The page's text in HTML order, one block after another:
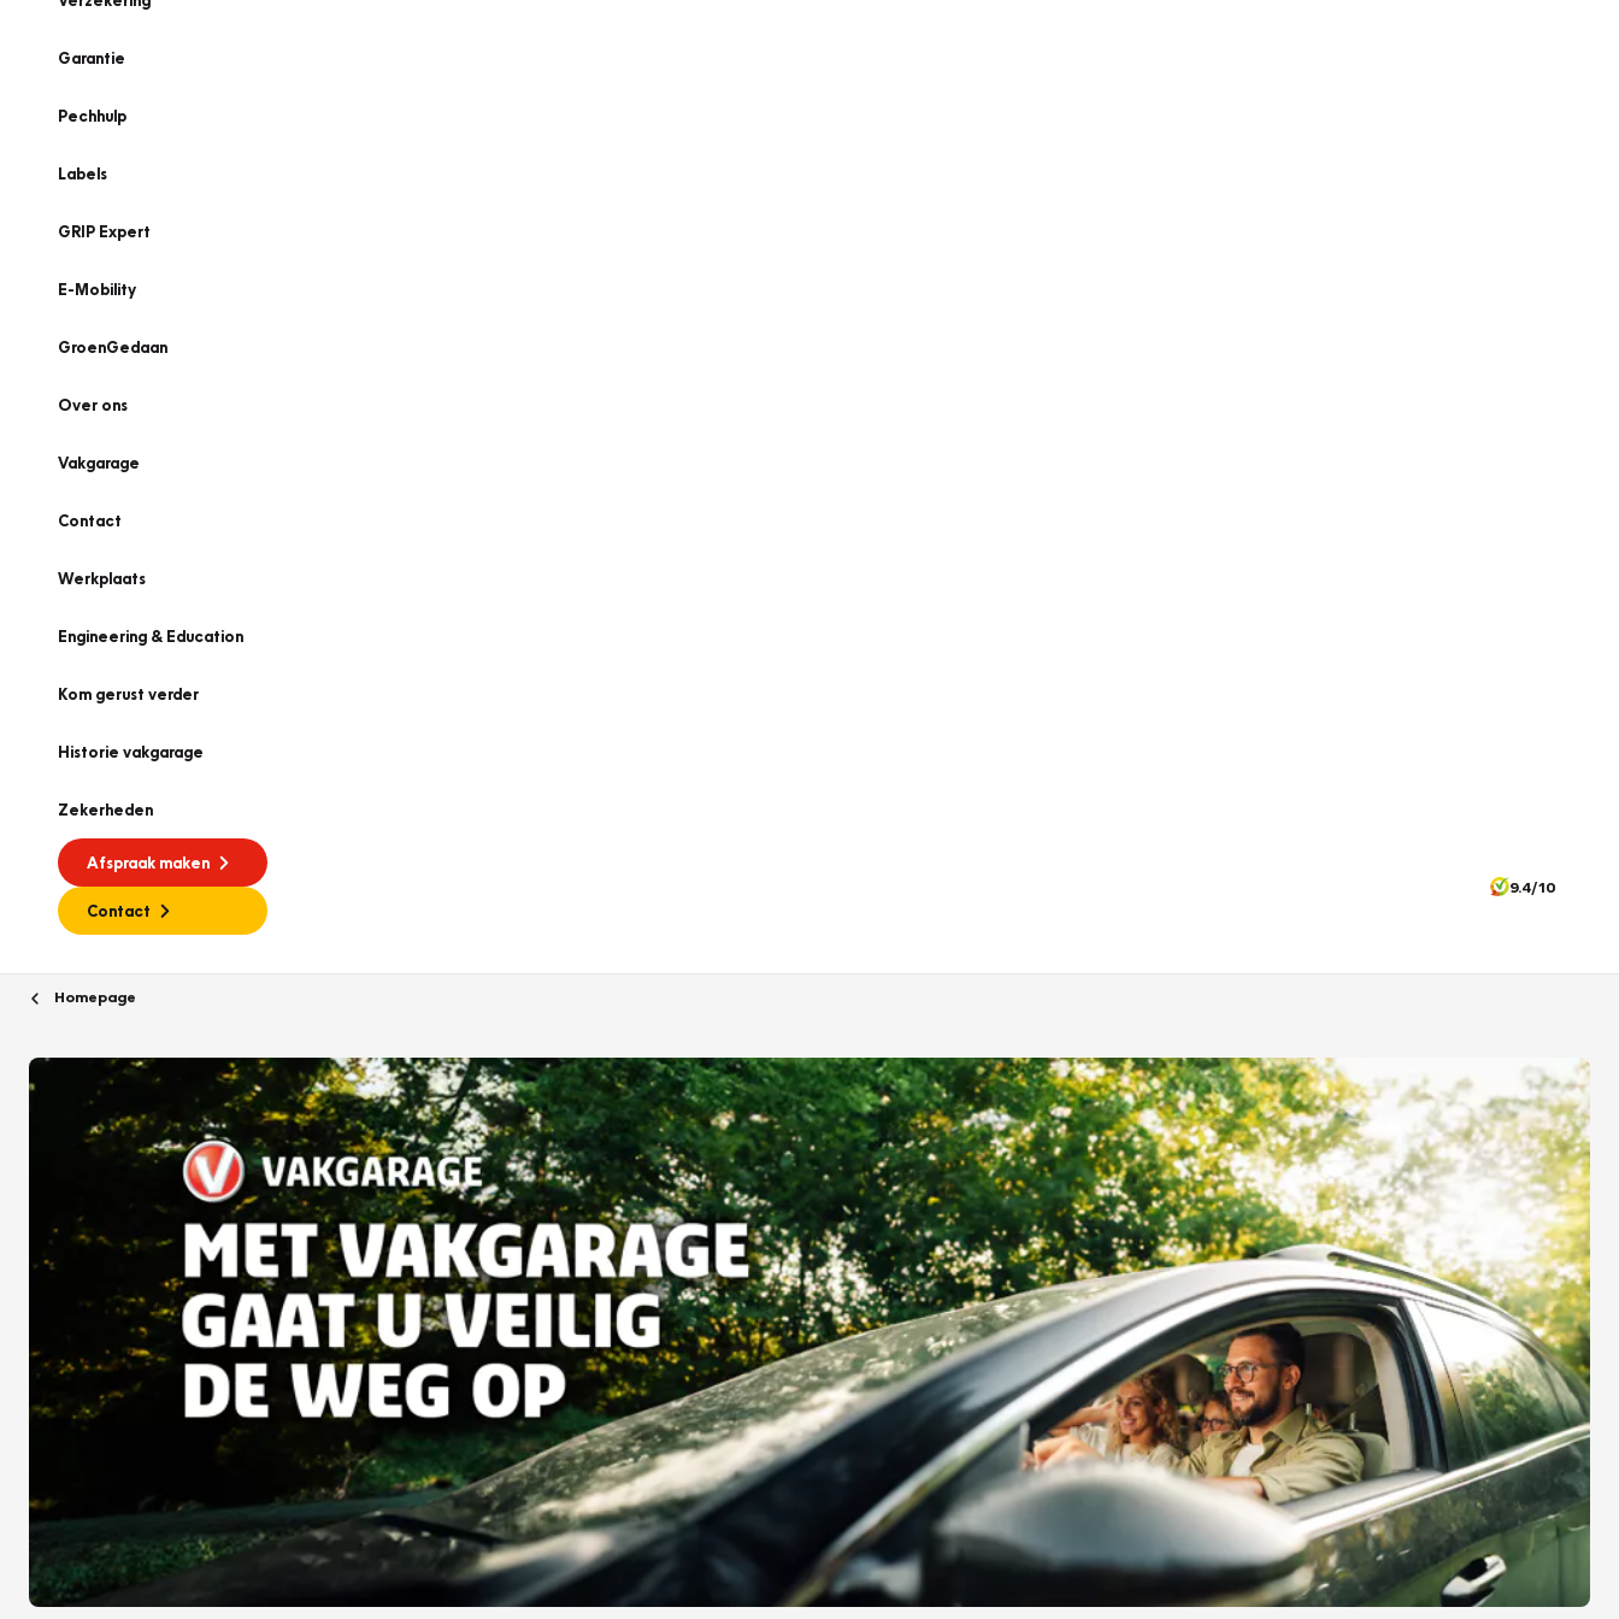
Garantie
Pechhulp
Labels
GRIP Expert
E-Mobility
GroenGedaan
Over ons
Vakgarage
Contact
Werkplaats
Engineering & Education
Kom gerust verder
Historie vakgarage
Zekerheden
Afspraak maken
Contact
9.4/10
Homepage